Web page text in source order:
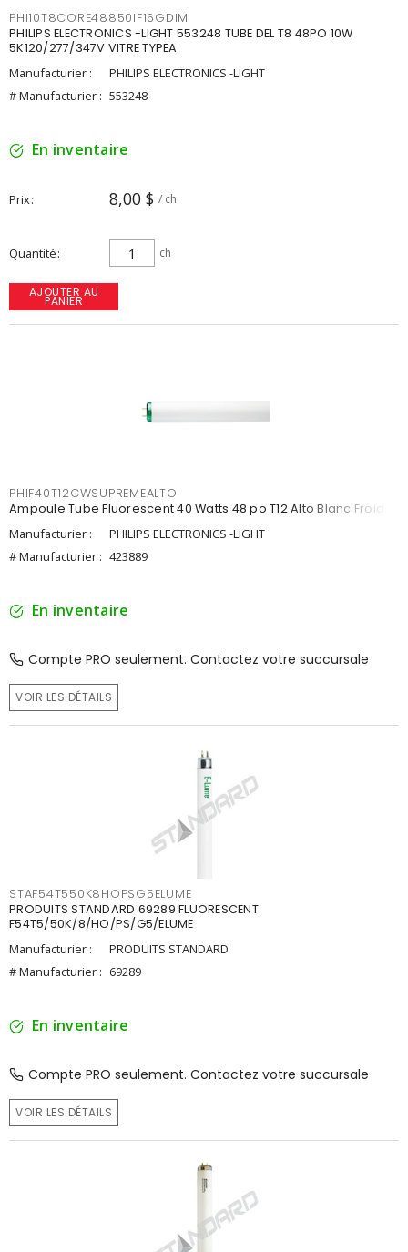
PHI10T8CORE48850IF16GDIM
PHILIPS ELECTRONICS -LIGHT 553248 TUBE DEL T8 48PO 10W
5K120/277/347V VITRE TYPEA
Manufacturier :
PHILIPS ELECTRONICS -LIGHT
# Manufacturier : 553248
En inventaire
Prix 8,00 $ / ch
Quantité ch
AJOUTER AU
PANIER
PHIF40T12CWSUPREMEALTO
Ampoule Tube Fluorescent 40 Watts 48 po T12 Alto Blanc Froid
Manufacturier :
PHILIPS ELECTRONICS -LIGHT
# Manufacturier : 423889
En inventaire
Compte PRO seulement. Contactez votre succursale
VOIR LES DÉTAILS
STAF54T550K8HOPSG5ELUME
PRODUITS STANDARD 69289 FLUORESCENT
F54T5/50K/8/HO/PS/G5/ELUME
Manufacturier :
PRODUITS STANDARD
# Manufacturier : 69289
En inventaire
Compte PRO seulement. Contactez votre succursale
VOIR LES DÉTAILS